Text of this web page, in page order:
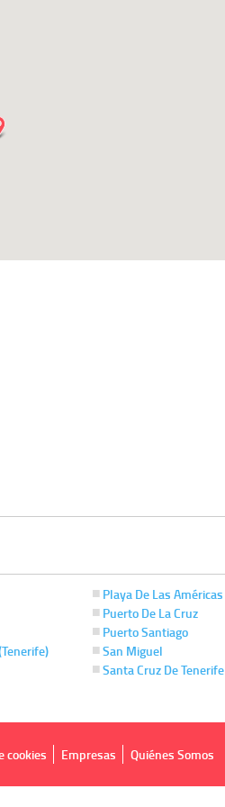
Playa De Las Américas
Puerto De La Cruz
Puerto Santiago
San Miguel
Santa Cruz De Tenerife
cookies Empresas Quiénes Somos